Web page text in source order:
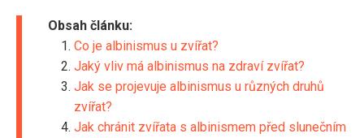
Obsah článku:
Co je albinismus u zvířat?
Jaký vliv má albinismus na zdraví zvířat?
Jak se projevuje albinismus u různých druhů
zvířat?
Jak chránit zvířata s albinismem před slunečním